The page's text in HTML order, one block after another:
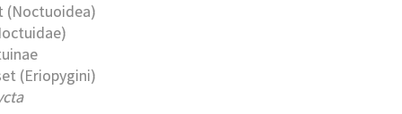
(Noctuoidea)
(Eriopygini)